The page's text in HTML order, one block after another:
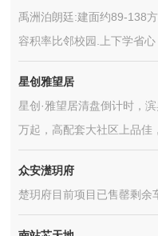
禹洲泊朗廷:建面约89-138
容积率比邻校园.上下学省
星创雅望居
星创·雅望居清盘倒计时，
万起，高配套大社区上品佳
众安濋玥府
楚玥府目前项目已售罄剩余